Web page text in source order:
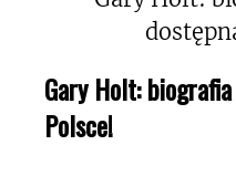
Gary Holt:
Polsce!